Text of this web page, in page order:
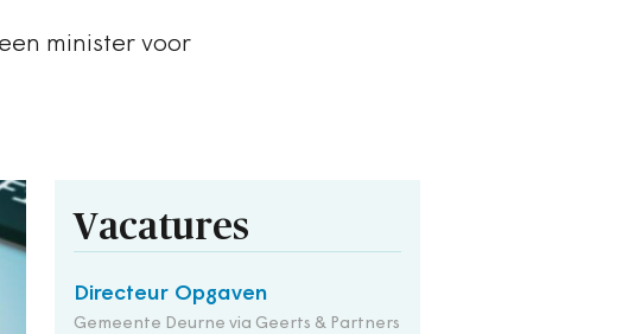
minister voor
Vacatures
Directeur Opgaven
Gemeente Deurne via Geerts & Partners